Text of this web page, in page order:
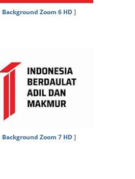
Zoom 6 HD]
Zoom 7 HD]